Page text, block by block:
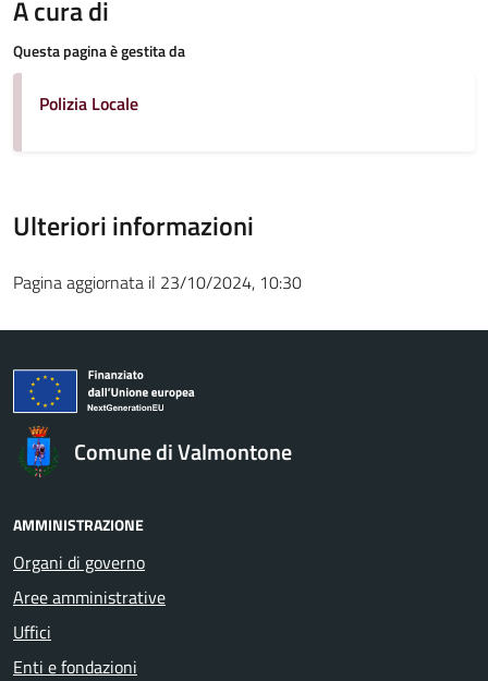
A cura di
Questa pagina è gestita da
Polizia Locale
Ulteriori informazioni
Pagina aggiornata il 23/10/2024, 10:30
Comune di Valmontone
AMMINISTRAZIONE
Organi di governo
Aree amministrative
Uffici
Enti e fondazioni